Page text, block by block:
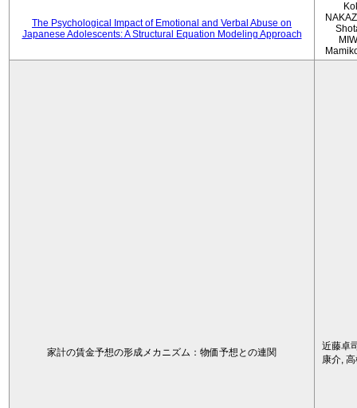
The Psychological Impact of Emotional and Verbal Abuse on
Japanese Adolescents: A Structural Equation Modeling Approach
家計の賃金予想の形成メカニズム：物価予想との連関
近藤卓
康介,